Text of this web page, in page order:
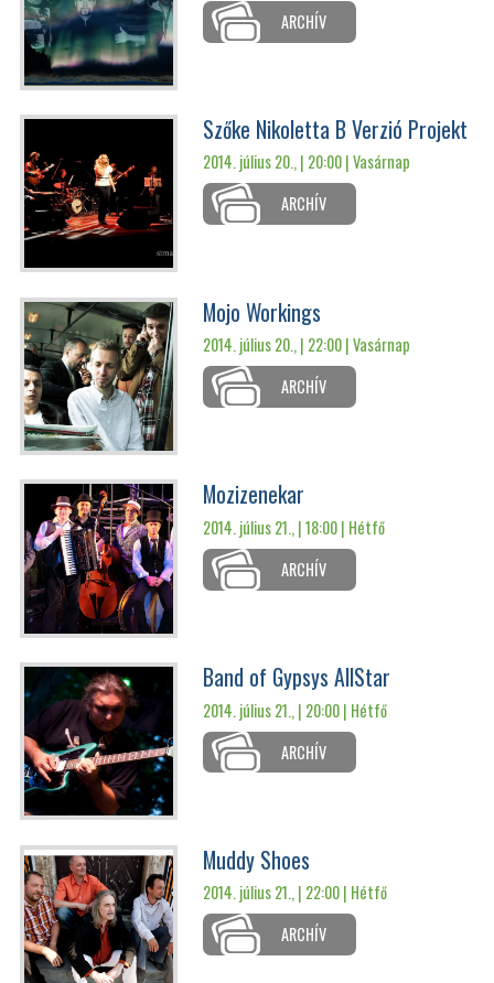
ARCHÍV
Szőke Nikoletta B Verzió Projekt
2014. július 20., | 20:00 |Vasárnap
ARCHÍV
Mojo Workings
2014. július 20., | 22:00 |Vasárnap
ARCHÍV
Mozizenekar
2014. július 21., | 18:00 | Hétfő
ARCHÍV
Band of Gypsys AllStar
2014. július 21., | 20:00 | Hétfő
ARCHÍV
Muddy Shoes
2014. július 21., | 22:00 | Hétfő
ARCHÍV